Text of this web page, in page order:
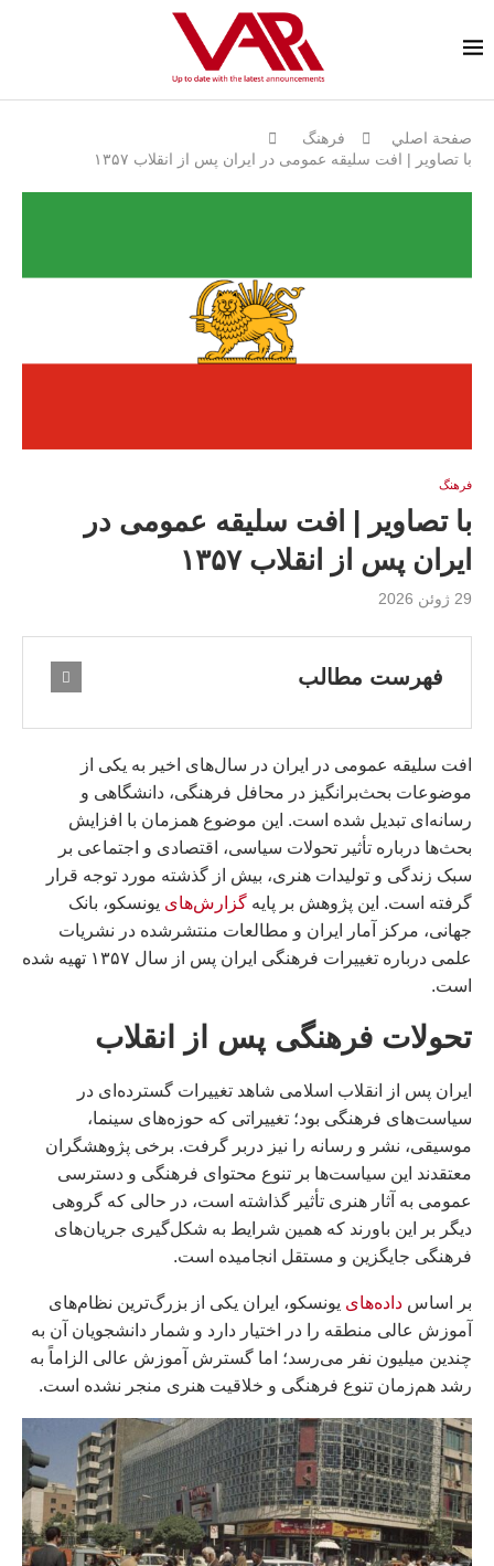
صفحة اصلي
فرهنگ
با تصاوير | افت سلیقه عمومی در ایران پس از انقلاب ۱۳۵۷
فرهنگ
با تصاوير | افت سلیقه عمومی در
ایران پس از انقلاب ۱۳۵۷
29 ژوئن 2026
فهرست مطالب
افت سلیقه عمومی در ایران در سال‌های اخیر به یکی از
موضوعات بحث‌برانگیز در محافل فرهنگی، دانشگاهی و
رسانه‌ای تبدیل شده است. این موضوع همزمان با افزایش
بحث‌ها درباره تأثیر تحولات سیاسی، اقتصادی و اجتماعی بر
سبک زندگی و تولیدات هنری، بیش از گذشته مورد توجه قرار
گرفته است. این پژوهش بر پایه گزارش‌های یونسکو، بانک
جهانی، مرکز آمار ایران و مطالعات منتشرشده در نشریات
علمی درباره تغییرات فرهنگی ایران پس از سال ۱۳۵۷ تهیه شده
است.
تحولات فرهنگی پس از انقلاب
ایران پس از انقلاب اسلامی شاهد تغییرات گسترده‌ای در
سیاست‌های فرهنگی بود؛ تغییراتی که حوزه‌های سینما،
موسیقی، نشر و رسانه را نیز دربر گرفت. برخی پژوهشگران
معتقدند این سیاست‌ها بر تنوع محتوای فرهنگی و دسترسی
عمومی به آثار هنری تأثیر گذاشته است، در حالی که گروهی
دیگر بر این باورند که همین شرایط به شکل‌گیری جریان‌های
فرهنگی جایگزین و مستقل انجامیده است.
بر اساس داده‌های یونسکو، ایران یکی از بزرگ‌ترین نظام‌های
آموزش عالی منطقه را در اختیار دارد و شمار دانشجویان آن به
چندین میلیون نفر می‌رسد؛ اما گسترش آموزش عالی الزاماً به
رشد هم‌زمان تنوع فرهنگی و خلاقیت هنری منجر نشده است.